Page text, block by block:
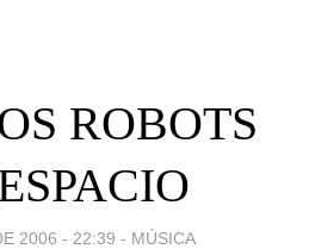
ROBOTS
2006 - 22:39 - MÚSICA